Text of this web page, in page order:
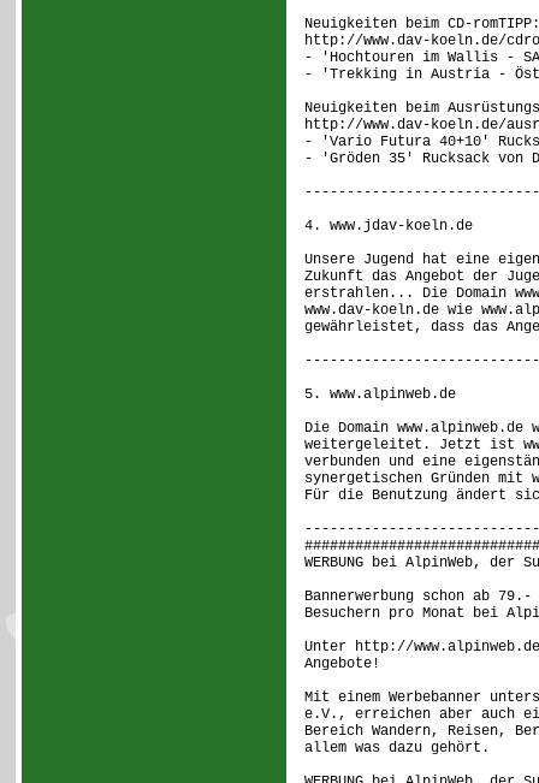
Neuigkeiten beim CD-romTIPP:
http://www.dav-koeln.de/
- 'Hochtouren im Wallis -
- 'Trekking in Austria -
Neuigkeiten beim
http://www.dav-koeln.de/
- 'Vario Futura 40+10'
- 'Gröden 35' Rucksack von
4. www.jdav-koeln.de
Unsere Jugend hat eine
Zukunft das Angebot der
erstrahlen... Die Domain
www.dav-koeln.de wie
gewährleistet, dass das
5. www.alpinweb.de
Die Domain
weitergeleitet. Jetzt ist
verbunden und eine
synergetischen Gründen mit
Für die Benutzung ändert
WERBUNG bei AlpinWeb,
Bannerwerbung schon ab
Besuchern pro Monat bei
Unter http://
Angebote!
Mit einem Werbebanner
e.V., erreichen aber auch
Bereich Wandern, Reisen,
allem was dazu gehört.